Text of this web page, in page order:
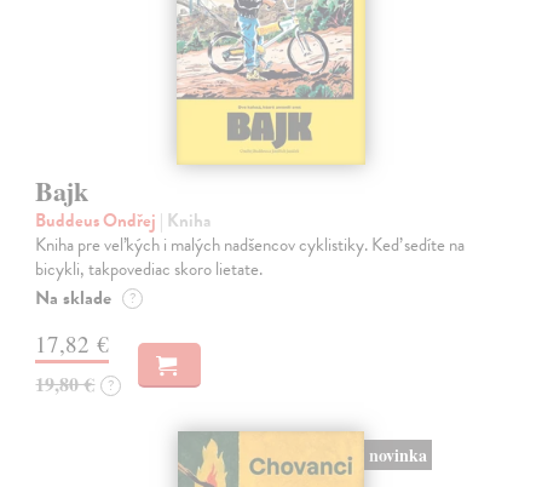
Bajk
Buddeus Ondřej | Kniha
Kniha pre veľkých i malých nadšencov cyklistiky. Keď sedíte na
bicykli, takpovediac skoro lietate.
Na sklade ?
17,82 €
19,80 € ?
novinka